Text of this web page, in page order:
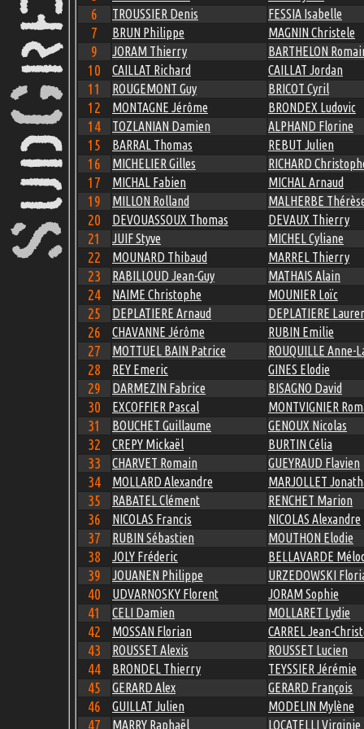
6 TROUSSIER Denis FESSIA Isabelle
7 BRUN Philippe MAGNIN Christele
9 JORAM Thierry BARTHELON
10 CAILLAT Richard CAILLAT Jordan
11 ROUGEMONT Guy BRICOT Cyril
12 MONTAGNE Jérôme BRONDEX Ludovic
14 TOZLANIAN Damien ALPHAND Florine
15 BARRAL Thomas REBUT Julien
16 MICHELIER Gilles RICHARD
17 MICHAL Fabien MICHAL Arnaud
19 MILLON Rolland MALHERBE
20 DEVOUASSOUX Thomas DEVAUX Thierry
21 JUIF Styve MICHEL Cyliane
22 MOUNARD Thibaud MARREL Thierry
23 RABILLOUD Jean-Guy MATHAIS Alain
24 NAIME Christophe MOUNIER Loïc
25 DEPLATIERE Arnaud DEPLATIERE
26 CHAVANNE Jérôme RUBIN Emilie
27 MOTTUEL BAIN Patrice ROUQUILLE Anne-
28 REY Emeric GINES Elodie
29 DARMEZIN Fabrice BISAGNO David
30 EXCOFFIER Pascal MONTVIGNIER
31 BOUCHET Guillaume GENOUX Nicolas
32 CREPY Mickaël BURTIN Célia
33 CHARVET Romain GUEYRAUD Flavien
34 MOLLARD Alexandre MARJOLLET
35 RABATEL Clément RENCHET Marion
36 NICOLAS Francis NICOLAS Alexandre
37 RUBIN Sébastien MOUTHON Elodie
38 JOLY Fréderic BELLAVARDE
39 JOUANEN Philippe URZEDOWSKI
40 UDVARNOSKY Florent JORAM Sophie
41 CELI Damien MOLLARET Lydie
42 MOSSAN Florian CARREL Jean-
43 ROUSSET Alexis ROUSSET Lucien
44 BRONDEL Thierry TEYSSIER Jérémie
45 GERARD Alex GERARD François
46 GUILLAT Julien MODELIN Mylène
47 MARRY Raphaël LOCATELLI Virginie